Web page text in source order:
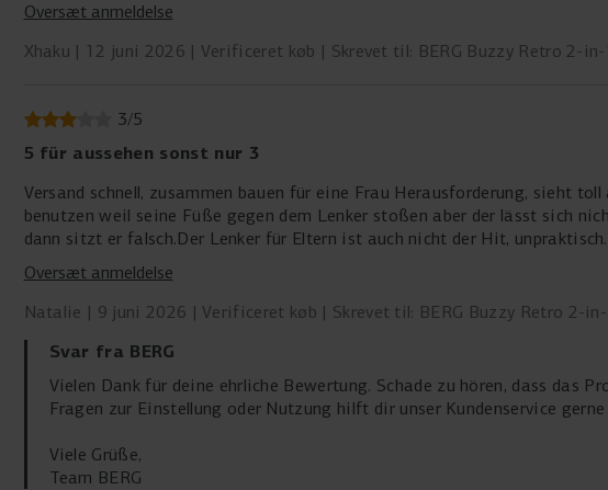
Oversæt anmeldelse
Xhaku
12 juni 2026 Verificeret køb Skrevet til: BERG Buzzy Retro 2-in-
3/5
5 für aussehen sonst nur 3
Versand schnell, zusammen bauen für eine Frau Herausforderung, sieht
benutzen weil seine Füße gegen dem Lenker stoßen aber der lässt sich
dann sitzt er falsch.Der Lenker für Eltern ist auch nicht der Hit,
ich 3 Sterne, hat mich und mein Kind nicht überzeugt.
Oversæt anmeldelse
Natalie
9 juni 2026 Verificeret køb Skrevet til: BERG Buzzy Retro 2-in-
Svar fra BERG
Vielen Dank für deine ehrliche Bewertung. Schade zu hören, dass das
Fragen zur Einstellung oder Nutzung hilft dir unser Kundenservice
Viele Grüße,
Team BERG